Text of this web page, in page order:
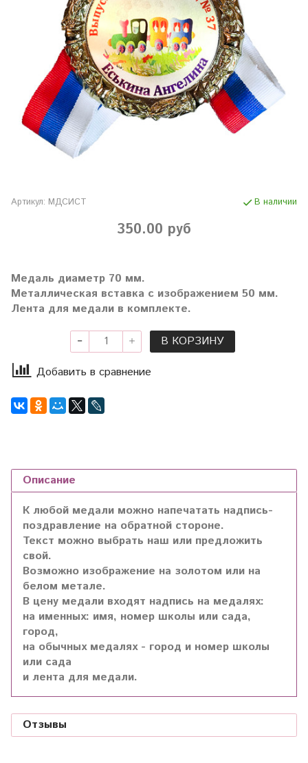
Артикул: МДСИСТ В наличии
350.00 руб
Медаль диаметр 70 мм.
Металлическая вставка с изображением 50 мм.
Лента для медали в комплекте.
В КОРЗИНУ
Добавить в сравнение
Описание
К любой медали можно напечатать надпись-
поздравление на обратной стороне.
Текст можно выбрать наш или предложить
свой.
Возможно изображение на золотом или на
белом метале.
В цену медали входят надпись на медалях:
на именных: имя, номер школы или сада,
город,
на обычных медалях - город и номер школы
или сада
и лента для медали.
Отзывы